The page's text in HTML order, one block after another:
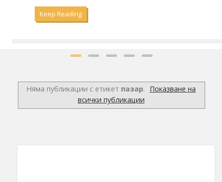
Keep Reading
Няма публикации с етикет пазар.
Показване на
всички публикации